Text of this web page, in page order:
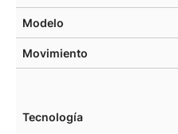
Modelo
Movimiento
Tecnología